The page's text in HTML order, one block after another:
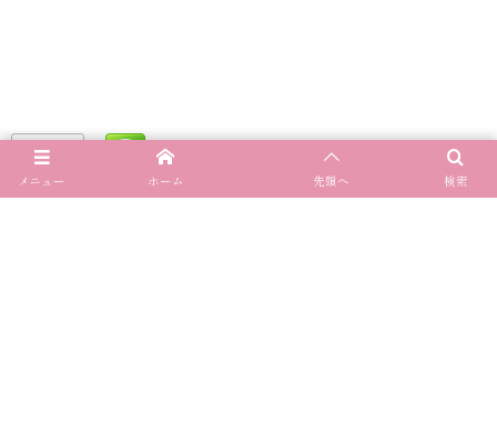
メニュー 検索
ホーム 先頭へ